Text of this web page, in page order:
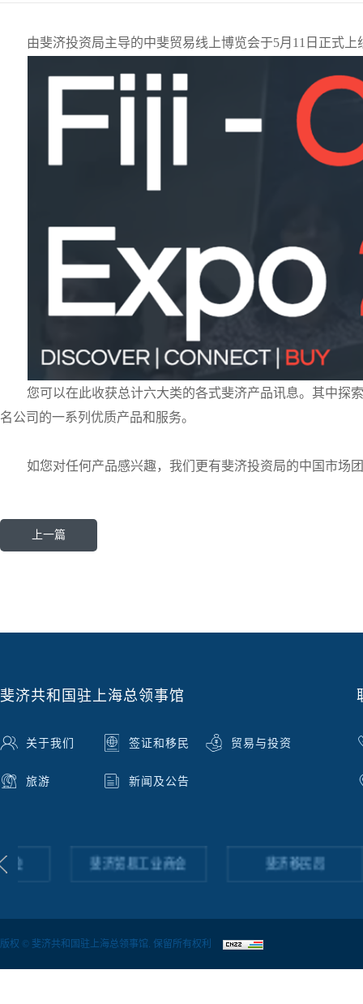
由斐济投资局主导的中斐贸易线上博览会于5月11日正式上
您可以在此收获总计六大类的各式斐济产品讯息。其中探
名公司的一系列优质产品和服务。
如您对任何产品感兴趣，我们更有斐济投资局的中国市场
上一篇
斐济共和国驻上海总领事馆
关于我们 签证和移民 贸易与投资
旅游 新闻及公告
斐济贸易工业商会 斐济移民局
版权 © 斐济共和国驻上海总领事馆. 保留所有权利